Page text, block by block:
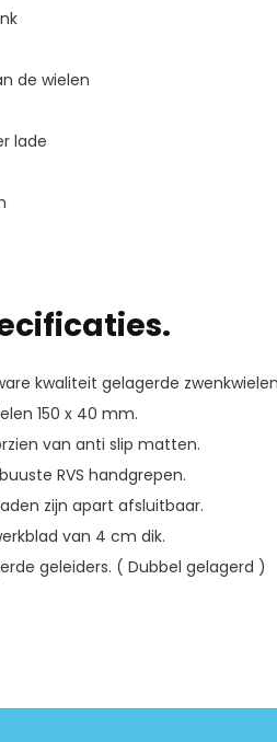
de wielen
lade
kwaliteit gelagerde
150 x 40 mm.
van anti slip matten.
RVS handgrepen.
zijn apart afsluitbaar.
van 4 cm dik.
geleiders. ( Dubbel gelagerd )